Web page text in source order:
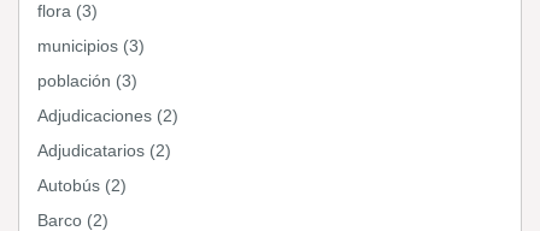
flora (3)
municipios (3)
población (3)
Adjudicaciones (2)
Adjudicatarios (2)
Autobús (2)
Barco (2)